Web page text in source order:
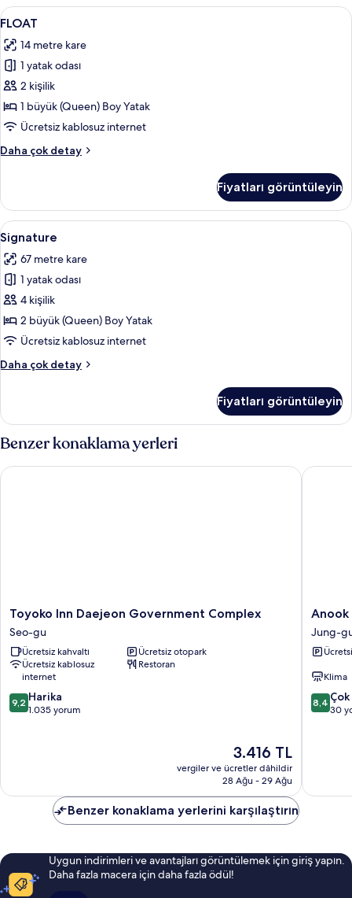
FLOAT
için
tüm
fotoğrafları
görün
FLOAT | Güneşlik/perde, ses
15
FLOAT
14 metre kare
1 yatak odası
2 kişilik
1 büyük (Queen) Boy Yatak
Ücretsiz kablosuz internet
Daha çok detay
FLOAT
detay
Fiyatları görüntüleyin
Signature
için
tüm
fotoğrafları
görün
29
Signature
67 metre kare
1 yatak odası
4 kişilik
2 büyük (Queen) Boy Yatak
Ücretsiz kablosuz internet
Daha çok detay
Signature
detay
Fiyatları görüntüleyin
Benzer konaklama yerleri
Toyoko
Inn
Daejeon
Government
Complex
Seo-
gu
Toyoko Inn Daejeon Government Complex
Seo-gu
Ücretsiz kahvaltı
Ücretsiz otopark
Ücretsiz kablosuz
internet
Restoran
10
üzerinden
9,2 Harika
1.035 yorum
Güncel
fiyat:
3.416 TL
3.416 TL
vergiler ve ücretler dâhildir
28 Ağu - 29 Ağu
Toyoko Inn Daejeon Government Complex
Anook
Air
Hotel
Daejeon
Jung-
gu
Jung-
Klima
10
8,4
30
Anook
Benzer konaklama yerlerini karşılaştırın
Uygun indirimleri ve avantajları görüntülemek için giriş yapın.
Daha fazla macera için daha fazla ödül!